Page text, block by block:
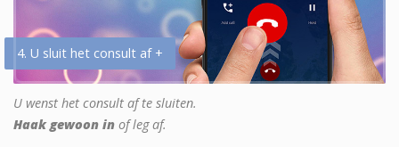
4. U sluit het consult af +
U wenst het consult af te sluiten.
Haak gewoon in of leg af.